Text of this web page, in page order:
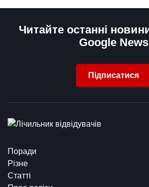
Читайте останні
Google News
Підписатися
Поради
Різне
Статті